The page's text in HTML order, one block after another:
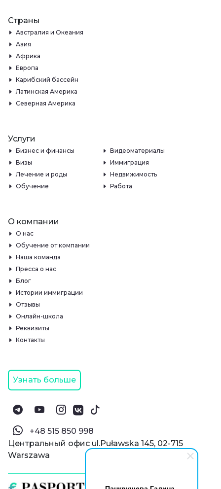
Страны
Австралия и Океания
Азия
Африка
Европа
Карибский бассейн
Латинская Америка
Северная Америка
Услуги
Бизнес и финансы
Видеоматериалы
Визы
Иммиграция
Лечение и роды
Недвижимость
Обучение
Работа
О компании
О нас
Обучение от компании
Наша команда
Пресса о нас
Блог
Истории иммиграции
Отзывы
Онлайн-школа
Реквизиты
Контакты
Узнать больше
‪+48 515 850 998‬
Центральный офис ul.Puławska 145, 02-715
Warszawa